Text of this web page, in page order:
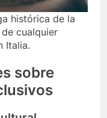
histórica de la
cualquier
Italia.
sobre